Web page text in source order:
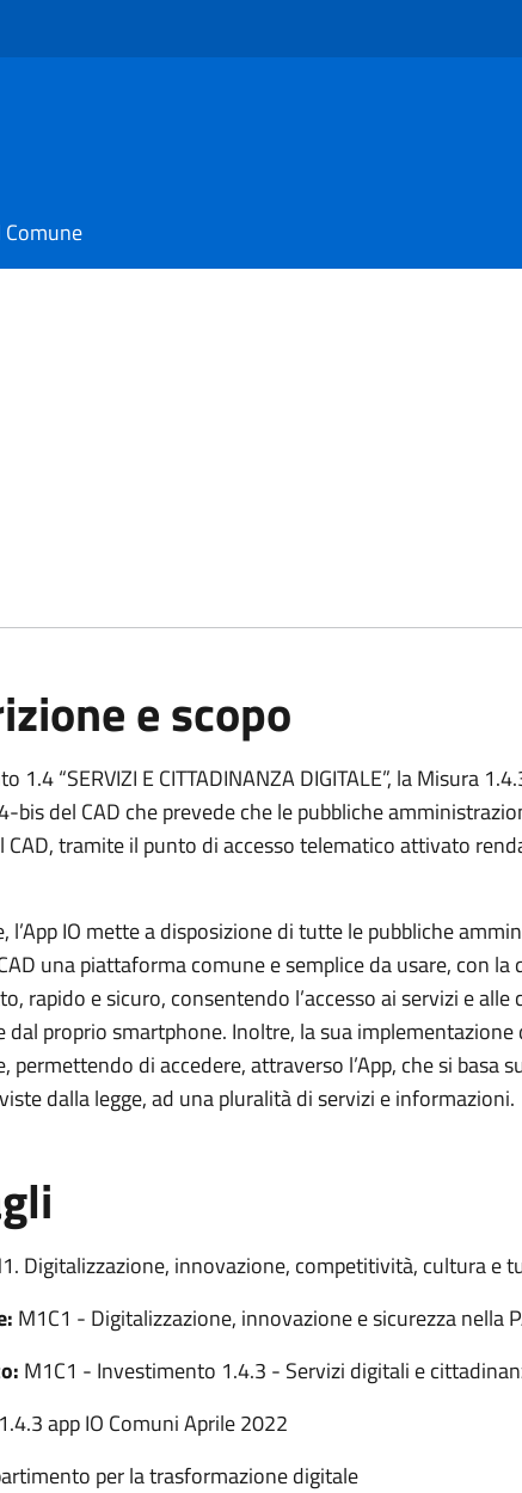
e scopo
1.4 “SERVIZI E CITTADINANZA DIGITALE”, la Misura
bis del CAD che prevede che le pubbliche
CAD, tramite il punto di accesso telematico attivato
l’App IO mette a disposizione di tutte le pubbliche
una piattaforma comune e semplice da usare, con
rapido e sicuro, consentendo l’accesso ai servizi e
dal proprio smartphone. Inoltre, la sua
permettendo di accedere, attraverso l’App, che si basa
dalla legge, ad una pluralità di servizi e informazioni.
Digitalizzazione, innovazione, competitività, cultura e
M1C1 - Digitalizzazione, innovazione e sicurezza nella
M1C1 - Investimento 1.4.3 - Servizi digitali e
1.4.3 app IO Comuni Aprile 2022
per la trasformazione digitale